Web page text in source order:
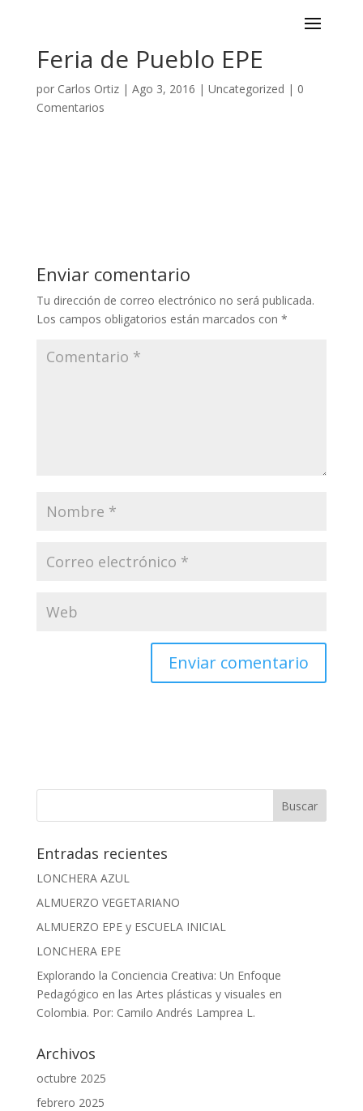
Feria de Pueblo EPE
por Carlos Ortiz| Ago 3, 2016 | Uncategorized | 0
Comentarios
Enviar comentario
Tu dirección de correo electrónico no será publicada.
Los campos obligatorios están marcados con *
Entradas recientes
LONCHERA AZUL
ALMUERZO VEGETARIANO
ALMUERZO EPE y ESCUELA INICIAL
LONCHERA EPE
Explorando la Conciencia Creativa: Un Enfoque
Pedagógico en las Artes plásticas y visuales en
Colombia. Por: Camilo Andrés Lamprea L.
Archivos
octubre 2025
febrero 2025